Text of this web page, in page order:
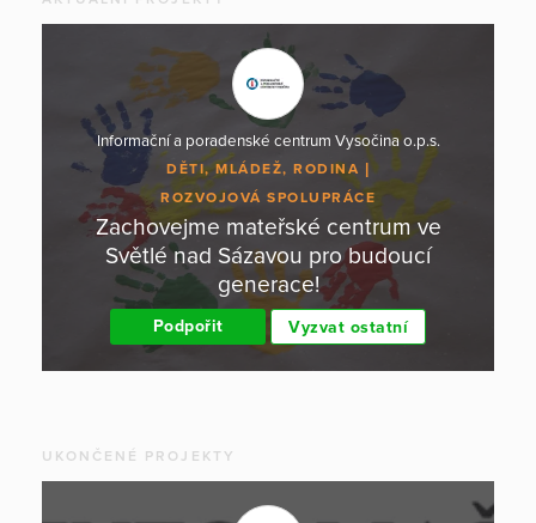
Informační a poradenské centrum Vysočina o.p.s.
DĚTI, MLÁDEŽ, RODINA
ROZVOJOVÁ SPOLUPRÁCE
Zachovejme mateřské centrum ve
Světlé nad Sázavou pro budoucí
generace!
Podpořit Vyzvat ostatní
UKONČENÉ PROJEKTY